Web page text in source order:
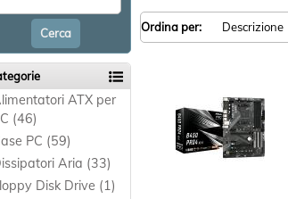
ATX per
(46)
PC (59)
Aria (33)
Disk Drive (1)
Ordina per: